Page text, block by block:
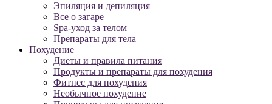
Эпиляция и депиляция
Все о загаре
Spa-уход за телом
Препараты для тела
Похудение
Диеты и правила питания
Продукты и препараты для похудения
Фитнес для похудения
Необычное похудение